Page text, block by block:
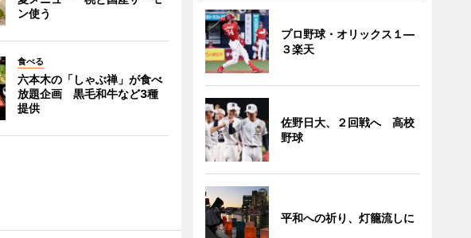
ン使う
食べる
六本木の「しゃぶ禅」が食べ
放題企画 黒毛和牛など3種
提供
プロ野球・オリックス１―
３楽天
佐野日大、２回戦へ 高校
野球
平和への祈り、灯籠流しに